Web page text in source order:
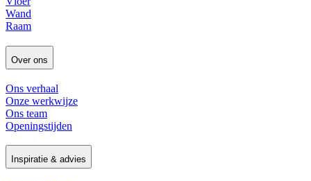
Wand
Raam
Over ons
Ons verhaal
Onze werkwijze
Ons team
Openingstijden
Inspiratie & advies